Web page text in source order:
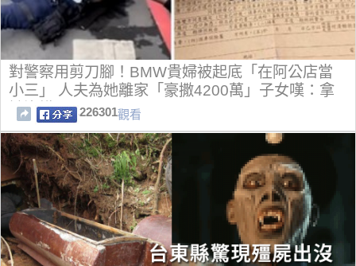
對警察用剪刀腳！BMW貴婦被起底「在阿公店當
小三」 人夫為她離家「豪撒4200萬」子女嘆：拿
她沒轍
226301觀看